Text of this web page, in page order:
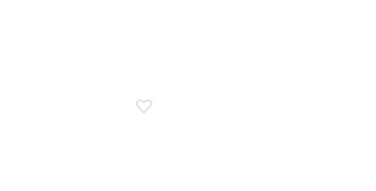
Добавить в избранное